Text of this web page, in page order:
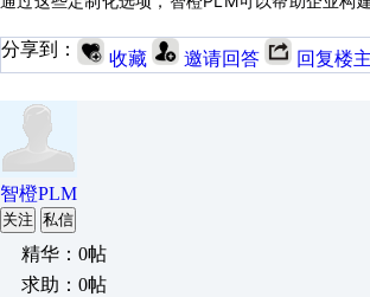
分享到： 收藏 邀请回答 回复楼主
智橙PLM
关注 私信
精华：0帖
求助：0帖